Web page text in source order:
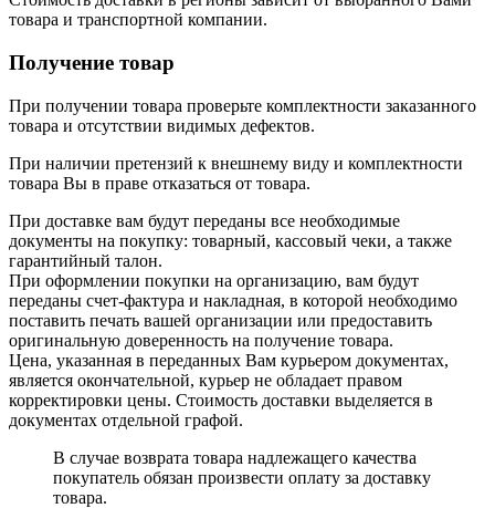
товара и транспортной компании.
Получение товар
При получении товара проверьте комплектности заказанного
товара и отсутствии видимых дефектов.
При наличии претензий к внешнему виду и комплектности
товара Вы в праве отказаться от товара.
При доставке вам будут переданы все необходимые
документы на покупку: товарный, кассовый чеки, а также
гарантийный талон.
При оформлении покупки на организацию, вам будут
переданы счет-фактура и накладная, в которой необходимо
поставить печать вашей организации или предоставить
оригинальную доверенность на получение товара.
Цена, указанная в переданных Вам курьером документах,
является окончательной, курьер не обладает правом
корректировки цены. Стоимость доставки выделяется в
документах отдельной графой.
В случае возврата товара надлежащего качества
покупатель обязан произвести оплату за доставку
товара.